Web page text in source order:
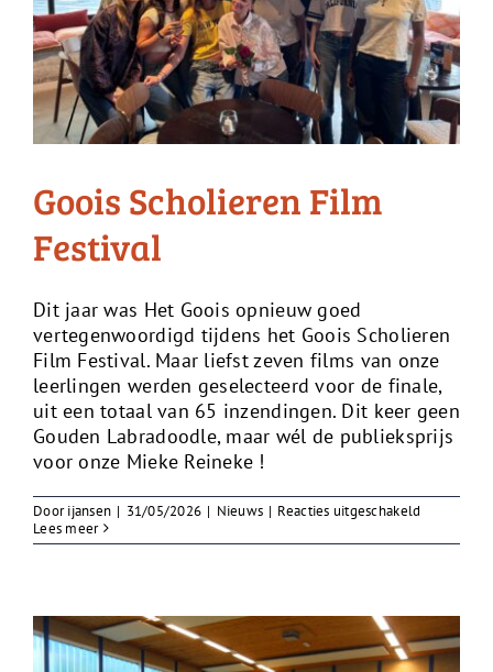
Goois Scholieren Film
Festival
Dit jaar was Het Goois opnieuw goed
vertegenwoordigd tijdens het Goois Scholieren
Film Festival. Maar liefst zeven films van onze
leerlingen werden geselecteerd voor de finale,
uit een totaal van 65 inzendingen. Dit keer geen
Gouden Labradoodle, maar wél de publieksprijs
voor onze Mieke Reineke !
Doorijansen | 31/05/2026 | Nieuws | Reacties uitgeschakeld
Scholieren
Lees meer